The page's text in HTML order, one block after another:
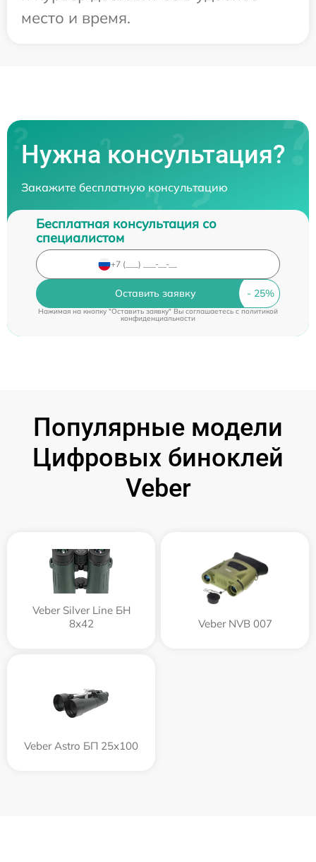
место и время.
Нужна консультация?
Закажите бесплатную консультацию
Бесплатная консультация со
специалистом
Оставить заявку
Нажимая на кнопку "Оставить заявку" Вы соглашаетесь cполитикой
конфиденциальности
Популярные модели
Цифровых биноклей
Veber
Veber Silver Line БН
8x42
Veber NVB 007
Veber Astro БП 25x100